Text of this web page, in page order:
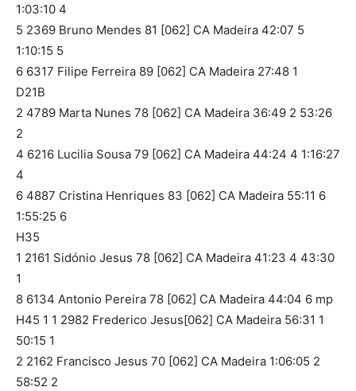
1:03:10 4
5 2369 Bruno Mendes 81 [062] CA Madeira 42:07 5
1:10:15 5
6 6317 Filipe Ferreira 89 [062] CA Madeira 27:48 1
D21B
2 4789 Marta Nunes 78 [062] CA Madeira 36:49 2 53:26
2
4 6216 Lucilia Sousa 79 [062] CA Madeira 44:24 4 1:16:27
4
6 4887 Cristina Henriques 83 [062] CA Madeira 55:11 6
1:55:25 6
H35
1 2161 Sidónio Jesus 78 [062] CA Madeira 41:23 4 43:30
1
8 6134 Antonio Pereira 78 [062] CA Madeira 44:04 6 mp
H45 1 1 2982 Frederico Jesus[062] CA Madeira 56:31 1
50:15 1
2 2162 Francisco Jesus 70 [062] CA Madeira 1:06:05 2
58:52 2